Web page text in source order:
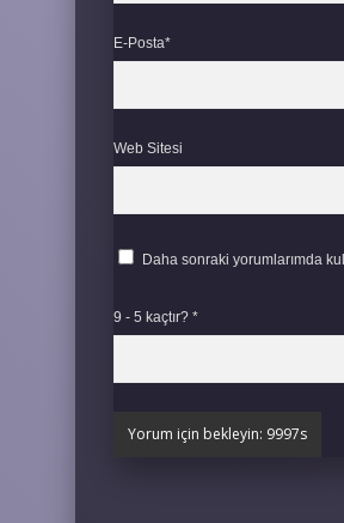
E-Posta*
Web Sitesi
Daha sonraki yorumlarımda
9 - 5 kaçtır? *